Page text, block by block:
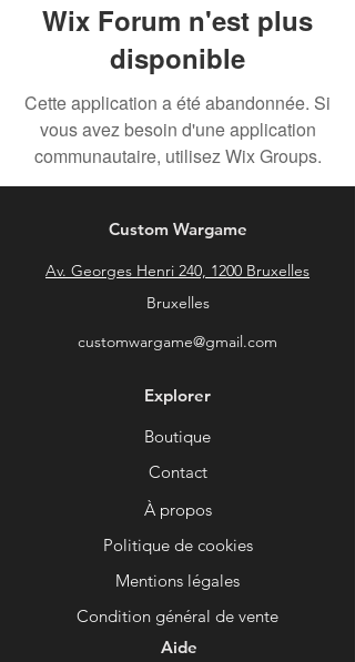
Wix Forum n'est plus
disponible
Cette application a été abandonnée. Si
vous avez besoin d'une application
communautaire, utilisez Wix Groups.
Custom Wargame
Av. Georges Henri 240, 1200 Bruxelles
Bruxelles
customwargame@gmail.com
Explorer
Boutique
Contact
À propos
Politique de cookies
Mentions légales
Condition général de vente
Aide